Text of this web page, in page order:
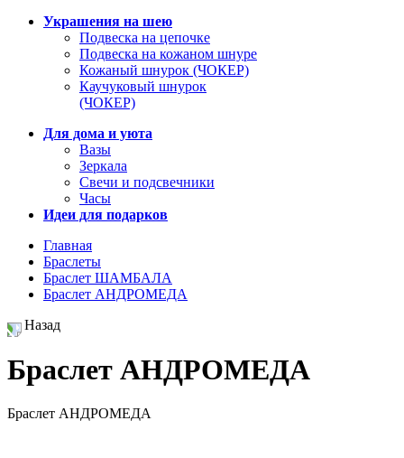
Украшения на шею
Подвеска на цепочке
Подвеска на кожаном шнуре
Кожаный шнурок (ЧОКЕР)
Каучуковый шнурок
(ЧОКЕР)
Для дома и уюта
Вазы
Зеркала
Свечи и подсвечники
Часы
Идеи для подарков
Главная
Браслеты
Браслет ШАМБАЛА
Браслет АНДРОМЕДА
Назад
Браслет АНДРОМЕДА
Браслет АНДРОМЕДА